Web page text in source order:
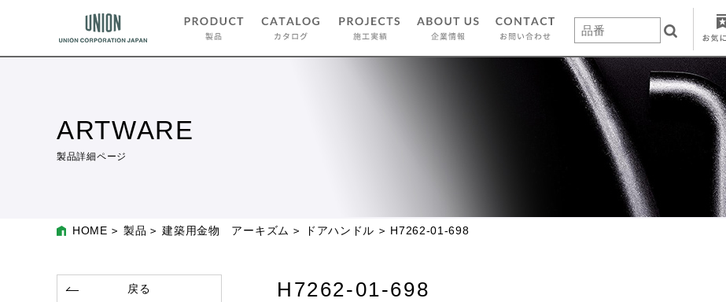
ARTWARE
製品詳細ページ
HOME 製品 建築用金物 アーキズム ドアハンドル H7262-01-698
H7262-01-698
戻る